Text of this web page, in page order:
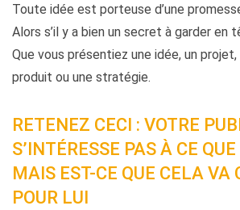
Toute idée est porteuse d’une
Alors s’il y a bien un secret à garder en
Que vous présentiez une idée, un
produit ou une stratégie.
RETENEZ CECI : VOTRE
S’INTÉRESSE PAS À CE
MAIS EST-CE QUE CELA VA
POUR LUI